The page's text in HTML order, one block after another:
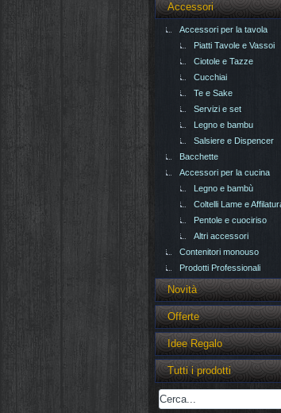
Accessori
Accessori per la tavola
Piatti Tavole e Vassoi
Ciotole e Tazze
Cucchiai
Te e Sake
Servizi e set
Legno e bambu
Salsiere e Dispencer
Bacchette
Accessori per la cucina
Legno e bambù
Coltelli Lame e
Pentole e cuociriso
Altri accessori
Contenitori monouso
Prodotti Professionali
Novità
Offerte
Idee Regalo
Tutti i prodotti